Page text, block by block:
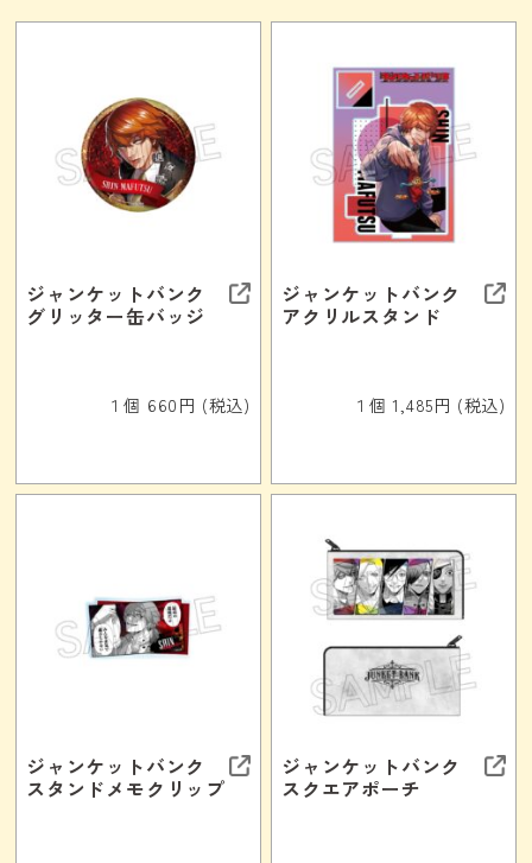
ジャンケットバンク
グリッター缶バッジ
１個 660円 (税込)
ジャンケットバンク
アクリルスタンド
１個 1,485円 (税込)
ジャンケットバンク
スタンドメモクリップ
ジャンケットバンク
スクエアポーチ